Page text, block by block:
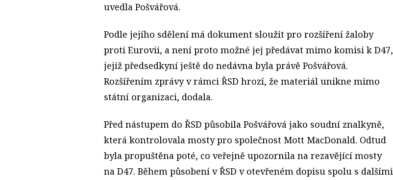
uvedla Pošvářová.
Podle jejího sdělení má dokument sloužit pro rozšíření žaloby
proti Eurovii, a není proto možné jej předávat mimo komisi k D47,
jejíž předsedkyní ještě do nedávna byla právě Pošvářová.
Rozšířením zprávy v rámci ŘSD hrozí, že materiál unikne mimo
státní organizaci, dodala.
Před nástupem do ŘSD působila Pošvářová jako soudní znalkyně,
která kontrolovala mosty pro společnost Mott MacDonald. Odtud
byla propuštěna poté, co veřejně upozornila na rezavějící mosty
na D47. Během působení v ŘSD v otevřeném dopisu spolu s dalšími